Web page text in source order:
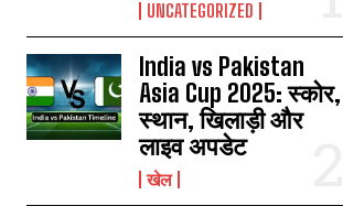
UNCATEGORIZED
India vs Pakistan
Asia Cup 2025: स्कोर,
स्थान, खिलाड़ी और
लाइव अपडेट
खेल